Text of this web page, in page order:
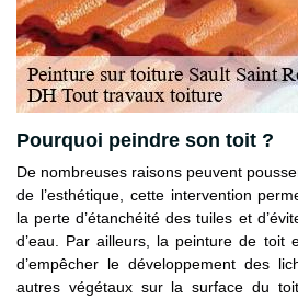
Pourquoi peindre son toit ?
De nombreuses raisons peuvent
de l’esthétique, cette intervention
la perte d’étanchéité des tuiles et
d’eau. Par ailleurs, la peinture de toit
d’empêcher le développement des
autres végétaux sur la surface du